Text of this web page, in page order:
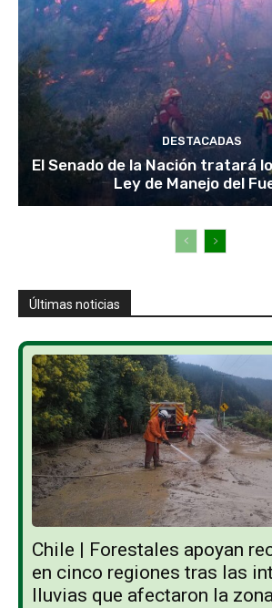
DESTACADAS
El Senado de la Nación tratará
Ley de Manejo del
Últimas noticias
Chile | Forestales apoyan
en cinco regiones tras las
lluvias que afectaron la